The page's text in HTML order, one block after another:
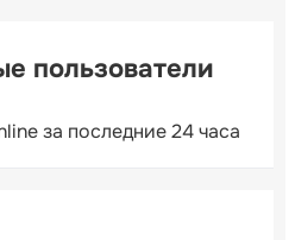
пользователи
за последние 24 часа